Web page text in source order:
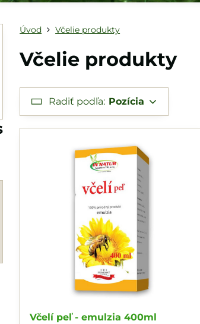
Úvod Včelie produkty
Včelie produkty
Radiť podľa: Pozícia
Včelí peľ - emulzia 400ml